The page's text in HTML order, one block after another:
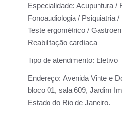
Especialidade: Acupuntura /
Fonoaudiologia / Psiquiatria
Teste ergométrico /
Reabilitação cardíaca
Tipo de atendimento: Eletivo
Endereço: Avenida Vinte e
bloco 01, sala 609, Jardim
Estado do Rio de Janeiro.